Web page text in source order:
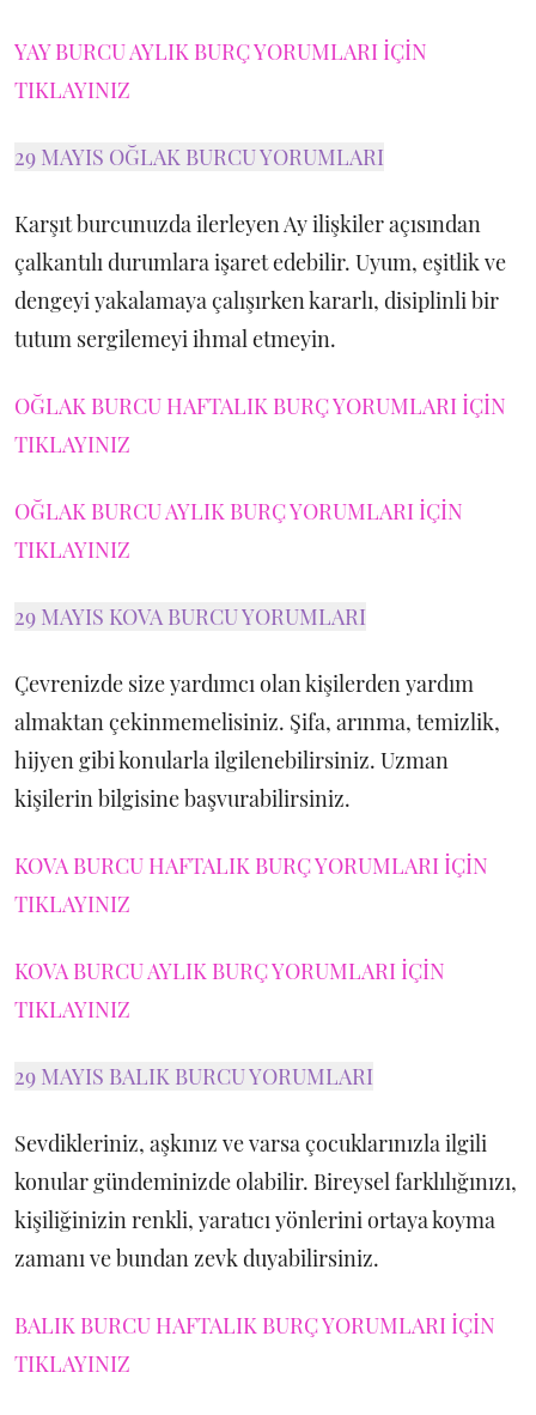
YAY BURCU AYLIK BURÇ YORUMLARI İÇİN
TIKLAYINIZ
29 MAYIS OĞLAK BURCU YORUMLARI
Karşıt burcunuzda ilerleyen Ay ilişkiler açısından
çalkantılı durumlara işaret edebilir. Uyum, eşitlik ve
dengeyi yakalamaya çalışırken kararlı, disiplinli bir
tutum sergilemeyi ihmal etmeyin.
OĞLAK BURCU HAFTALIK BURÇ YORUMLARI İÇİN
TIKLAYINIZ
OĞLAK BURCU AYLIK BURÇ YORUMLARI İÇİN
TIKLAYINIZ
29 MAYIS KOVA BURCU YORUMLARI
Çevrenizde size yardımcı olan kişilerden yardım
almaktan çekinmemelisiniz. Şifa, arınma, temizlik,
hijyen gibi konularla ilgilenebilirsiniz. Uzman
kişilerin bilgisine başvurabilirsiniz.
KOVA BURCU HAFTALIK BURÇ YORUMLARI İÇİN
TIKLAYINIZ
KOVA BURCU AYLIK BURÇ YORUMLARI İÇİN
TIKLAYINIZ
29 MAYIS BALIK BURCU YORUMLARI
Sevdikleriniz, aşkınız ve varsa çocuklarınızla ilgili
konular gündeminizde olabilir. Bireysel farklılığınızı,
kişiliğinizin renkli, yaratıcı yönlerini ortaya koyma
zamanı ve bundan zevk duyabilirsiniz.
BALIK BURCU HAFTALIK BURÇ YORUMLARI İÇİN
TIKLAYINIZ